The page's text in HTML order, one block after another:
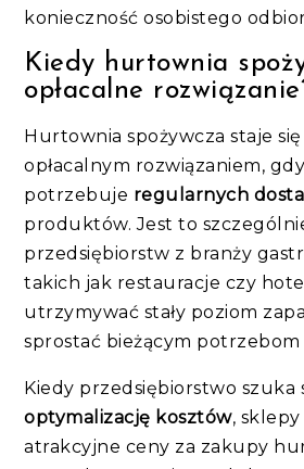
konieczność osobistego
Kiedy hurtownia
opłacalne
Hurtownia spożywcza staje
opłacalnym rozwiązaniem,
potrzebuje regularnych
produktów. Jest to
przedsiębiorstw z branży
takich jak restauracje czy
utrzymywać stały poziom
sprostać bieżącym
Kiedy przedsiębiorstwo szuka
optymalizację kosztów,
atrakcyjne ceny za zakupy